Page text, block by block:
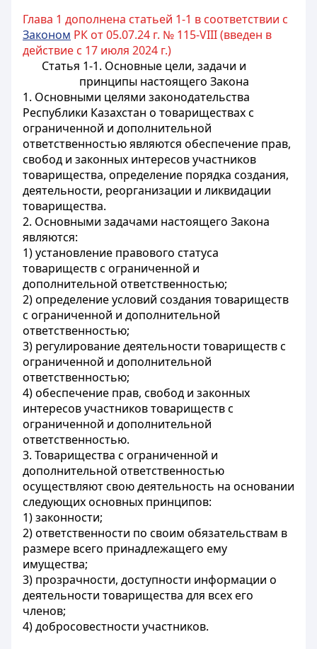
Глава 1 дополнена статьей 1-1 в соответствии с
Законом РК от 05.07.24 г. № 115-VIII (введен в
действие с 17 июля 2024 г.)
Статья 1-1. Основные цели, задачи и
принципы настоящего Закона
1. Основными целями законодательства
Республики Казахстан о товариществах с
ограниченной и дополнительной
ответственностью являются обеспечение прав,
свобод и законных интересов участников
товарищества, определение порядка создания,
деятельности, реорганизации и ликвидации
товарищества.
2. Основными задачами настоящего Закона
являются:
1) установление правового статуса
товариществ с ограниченной и
дополнительной ответственностью;
2) определение условий создания товариществ
с ограниченной и дополнительной
ответственностью;
3) регулирование деятельности товариществ с
ограниченной и дополнительной
ответственностью;
4) обеспечение прав, свобод и законных
интересов участников товариществ с
ограниченной и дополнительной
ответственностью.
3. Товарищества с ограниченной и
дополнительной ответственностью
осуществляют свою деятельность на основании
следующих основных принципов:
1) законности;
2) ответственности по своим обязательствам в
размере всего принадлежащего ему
имущества;
3) прозрачности, доступности информации о
деятельности товарищества для всех его
членов;
4) добросовестности участников.